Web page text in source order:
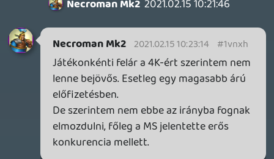
Ki kéne adni mindenre, ami Android és
valós alternatívát nyújtani így a GeForce
Now-nak és a xCloudnak.
LazaTom 2021.02.12 19:14:32
"Én pont hogy nem akarok Steam
accountokat szinkronizálni más
szolgáltatókkal, megvenni a játékot egy
helyen, aztán játszani egy másikon."